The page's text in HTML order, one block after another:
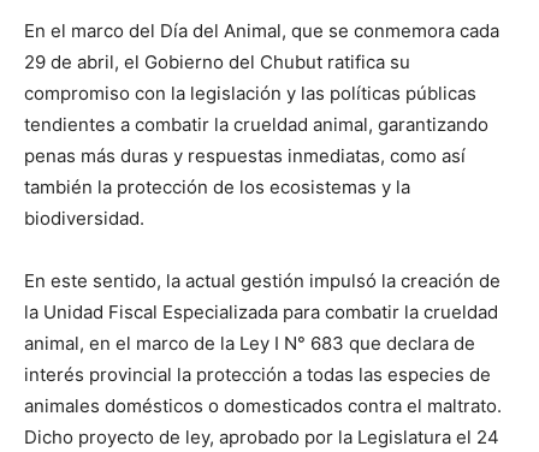
En el marco del Día del Animal, que se conmemora cada
29 de abril, el Gobierno del Chubut ratifica su
compromiso con la legislación y las políticas públicas
tendientes a combatir la crueldad animal, garantizando
penas más duras y respuestas inmediatas, como así
también la protección de los ecosistemas y la
biodiversidad.
En este sentido, la actual gestión impulsó la creación de
la Unidad Fiscal Especializada para combatir la crueldad
animal, en el marco de la Ley I N° 683 que declara de
interés provincial la protección a todas las especies de
animales domésticos o domesticados contra el maltrato.
Dicho proyecto de ley, aprobado por la Legislatura el 24